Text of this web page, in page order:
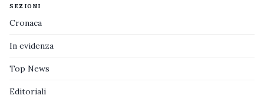
SEZIONI
Cronaca
In evidenza
Top News
Editoriali